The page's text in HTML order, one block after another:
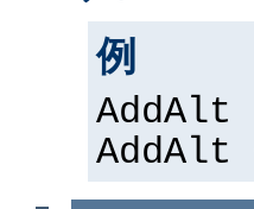
例
AddAlt